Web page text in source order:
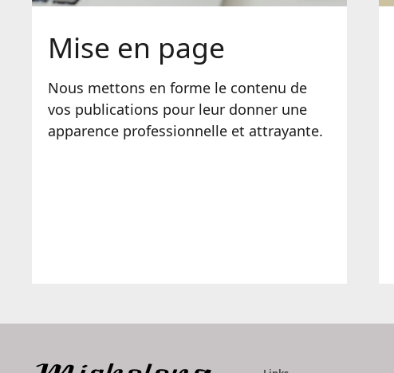
Mise en page
Nous mettons en forme le contenu de
vos publications pour leur donner une
apparence professionnelle et attrayante.